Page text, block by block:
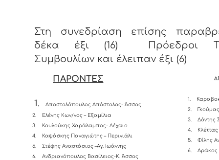
Στη συνεδρίαση επίσης
δέκα έξι (16) Πρόεδροι
Συμβουλίων και έλειπαν έξι (6)
ΠΑΡΟΝΤΕΣ
1.
Αποστολόπουλος Απόστολος- Άσσος
2.
Ελένης Κων/νος – Εξαμίλια
3.
Κουλούκης Χαράλαμπος- Λέχαιο
4.
Καψάσκης Παναγιώτης – Περιγιάλι
5.
Στέφης Αναστάσιος –Αγ. Ιωάννης
6.
Ανδριανόπουλος Βασίλειος-K. Άσσος
1.
2.
3.
Δόντης
4.
5.
Φίλης
6.
Δράκος